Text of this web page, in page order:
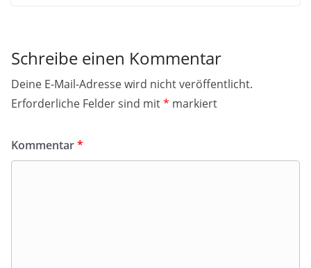
Schreibe einen Kommentar
Deine E-Mail-Adresse wird nicht veröffentlicht.
Erforderliche Felder sind mit* markiert
Kommentar*